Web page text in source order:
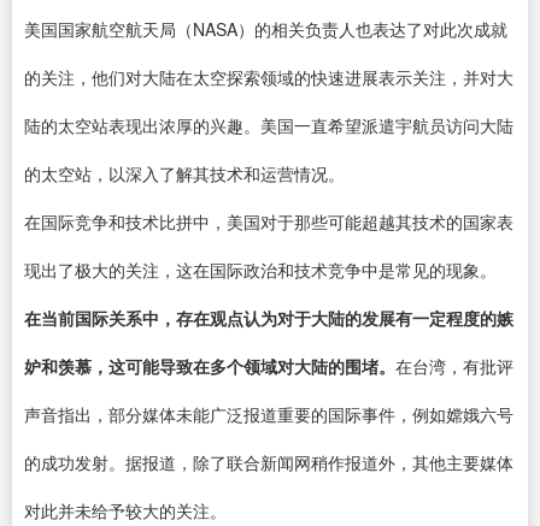
美国国家航空航天局（NASA）的相关负责人也表达了对此次成就
的关注，他们对大陆在太空探索领域的快速进展表示关注，并对大
陆的太空站表现出浓厚的兴趣。美国一直希望派遣宇航员访问大陆
的太空站，以深入了解其技术和运营情况。
在国际竞争和技术比拼中，美国对于那些可能超越其技术的国家表
现出了极大的关注，这在国际政治和技术竞争中是常见的现象。
在当前国际关系中，存在观点认为对于大陆的发展有一定程度的嫉
妒和羡慕，这可能导致在多个领域对大陆的围堵。 在台湾，有批评
声音指出，部分媒体未能广泛报道重要的国际事件，例如嫦娥六号
的成功发射。据报道，除了联合新闻网稍作报道外，其他主要媒体
对此并未给予较大的关注。